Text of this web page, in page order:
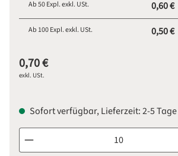
Ab50Expl. exkl. USt. 0,60 €
Ab 100Expl. exkl. USt. 0,50 €
0,70 €
exkl. USt.
Sofort verfügbar, Lieferzeit: 2-5 Tage
Produkt Anzahl: Gib den